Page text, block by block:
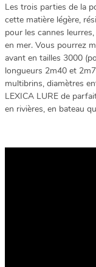
Les trois parties de la
cette matière légère,
pour les cannes
en mer. Vous pourrez
avant en tailles 3000
longueurs 2m40 et
multibrins, diamètres
LEXICA LURE de
en rivières, en bateau